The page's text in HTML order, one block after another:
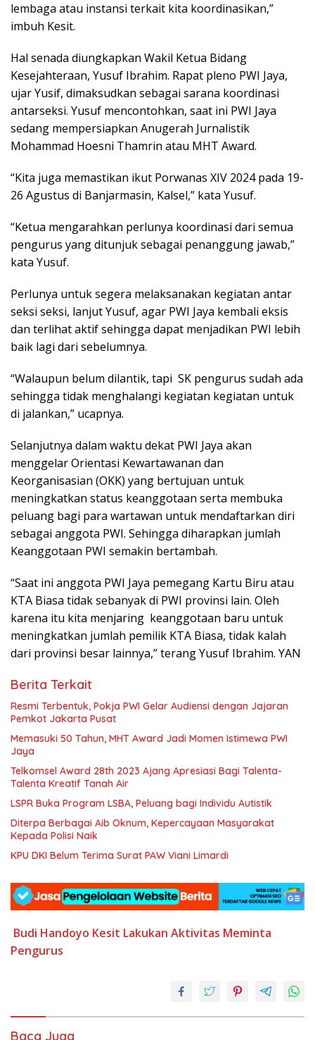
lembaga atau instansi terkait kita koordinasikan,”
imbuh Kesit.
Hal senada diungkapkan Wakil Ketua Bidang
Kesejahteraan, Yusuf Ibrahim. Rapat pleno PWI Jaya,
ujar Yusif, dimaksudkan sebagai sarana koordinasi
antarseksi. Yusuf mencontohkan, saat ini PWI Jaya
sedang mempersiapkan Anugerah Jurnalistik
Mohammad Hoesni Thamrin atau MHT Award.
“Kita juga memastikan ikut Porwanas XIV 2024 pada 19-
26 Agustus di Banjarmasin, Kalsel,” kata Yusuf.
“Ketua mengarahkan perlunya koordinasi dari semua
pengurus yang ditunjuk sebagai penanggung jawab,”
kata Yusuf.
Perlunya untuk segera melaksanakan kegiatan antar
seksi seksi, lanjut Yusuf, agar PWI Jaya kembali eksis
dan terlihat aktif sehingga dapat menjadikan PWI lebih
baik lagi dari sebelumnya.
“Walaupun belum dilantik, tapi SK pengurus sudah ada
sehingga tidak menghalangi kegiatan kegiatan untuk
di jalankan,” ucapnya.
Selanjutnya dalam waktu dekat PWI Jaya akan
menggelar Orientasi Kewartawanan dan
Keorganisasian (OKK) yang bertujuan untuk
meningkatkan status keanggotaan serta membuka
peluang bagi para wartawan untuk mendaftarkan diri
sebagai anggota PWI. Sehingga diharapkan jumlah
Keanggotaan PWI semakin bertambah.
“Saat ini anggota PWI Jaya pemegang Kartu Biru atau
KTA Biasa tidak sebanyak di PWI provinsi lain. Oleh
karena itu kita menjaring keanggotaan baru untuk
meningkatkan jumlah pemilik KTA Biasa, tidak kalah
dari provinsi besar lainnya,” terang Yusuf Ibrahim. YAN
Berita Terkait
Resmi Terbentuk, Pokja PWI Gelar Audiensi dengan Jajaran
Pemkot Jakarta Pusat
Memasuki 50 Tahun, MHT Award Jadi Momen Istimewa PWI
Jaya
Telkomsel Award 28th 2023 Ajang Apresiasi Bagi Talenta-
Talenta Kreatif Tanah Air
LSPR Buka Program LSBA, Peluang bagi Individu Autistik
Diterpa Berbagai Aib Oknum, Kepercayaan Masyarakat
Kepada Polisi Naik
KPU DKI Belum Terima Surat PAW Viani Limardi
Budi Handoyo Kesit Lakukan Aktivitas Meminta
Pengurus
Baca Juga